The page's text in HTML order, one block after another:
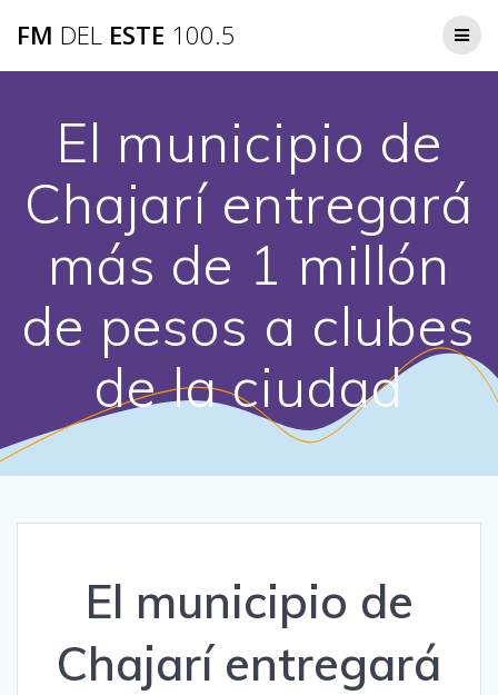
FM DEL ESTE 100.5
El municipio de
Chajarí entregará
más de 1 millón
de pesos a clubes
de la ciudad
El municipio de
Chajarí entregará